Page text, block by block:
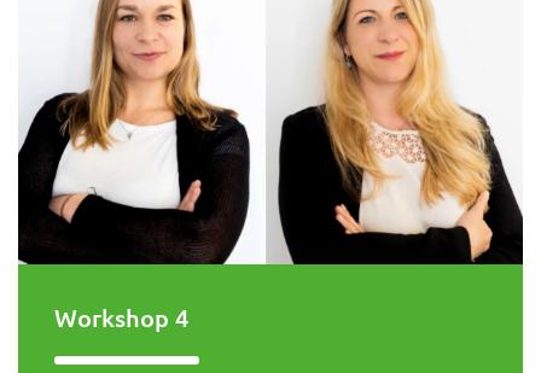
Workshop 4